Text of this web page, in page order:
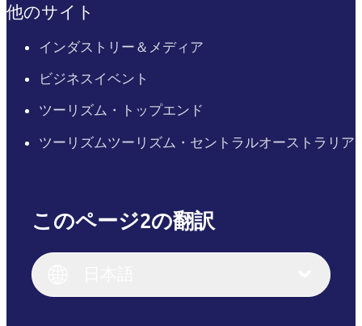
他のサイト
インダストリー＆メディア
ビジネスイベント
ツーリズム・トップエンド
ツーリズムツーリズム・セントラルオーストラリア
このページ2の翻訳
English (US)